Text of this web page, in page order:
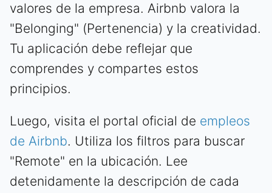
valores de la empresa. Airbnb valora la
"Belonging" (Pertenencia) y la creatividad.
Tu aplicación debe reflejar que
comprendes y compartes estos
principios.
Luego, visita el portal oficial de empleos
de Airbnb. Utiliza los filtros para buscar
"Remote" en la ubicación. Lee
detenidamente la descripción de cada